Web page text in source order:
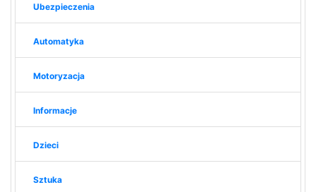
Ubezpieczenia
Automatyka
Motoryzacja
Informacje
Dzieci
Sztuka